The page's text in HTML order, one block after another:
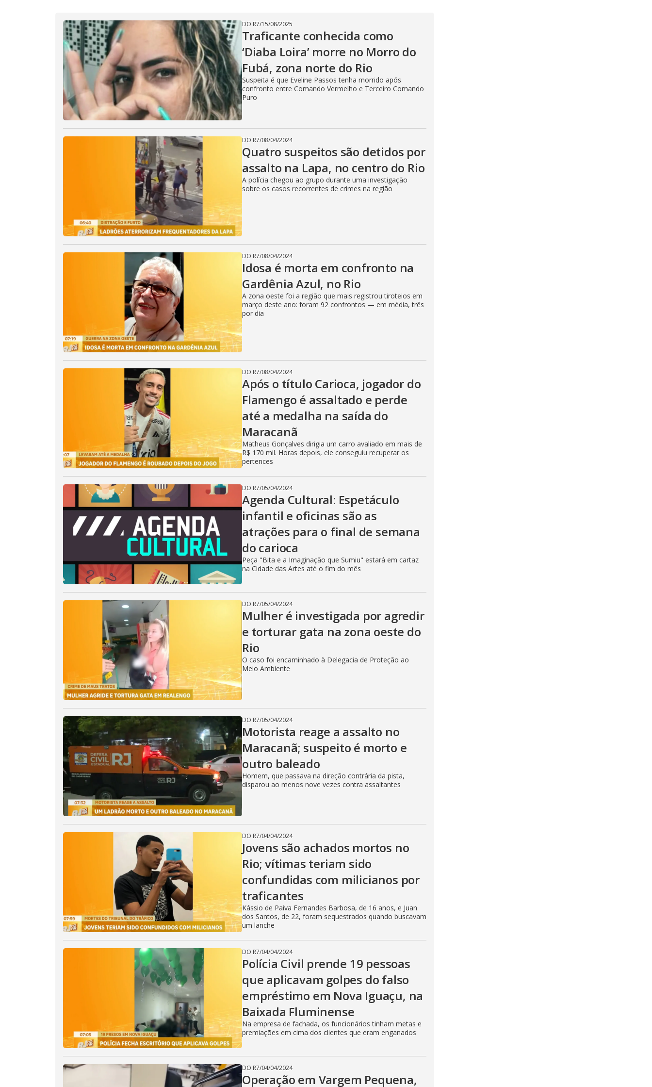
i
d
e
o
DO R7/15/08/2025
Traficante conhecida como
‘Diaba Loira’ morre no Morro do
Fubá, zona norte do Rio
Suspeita é que Eveline Passos tenha morrido após
confronto entre Comando Vermelho e Terceiro Comando
Puro
DO R7/08/04/2024
Quatro suspeitos são detidos por
assalto na Lapa, no centro do Rio
A polícia chegou ao grupo durante uma investigação
sobre os casos recorrentes de crimes na região
DO R7/08/04/2024
Idosa é morta em confronto na
Gardênia Azul, no Rio
A zona oeste foi a região que mais registrou tiroteios em
março deste ano: foram 92 confrontos — em média, três
por dia
DO R7/08/04/2024
Após o título Carioca, jogador do
Flamengo é assaltado e perde
até a medalha na saída do
Maracanã
Matheus Gonçalves dirigia um carro avaliado em mais de
R$ 170 mil. Horas depois, ele conseguiu recuperar os
pertences
DO R7/05/04/2024
Agenda Cultural: Espetáculo
infantil e oficinas são as
atrações para o final de semana
do carioca
Peça "Bita e a Imaginação que Sumiu" estará em cartaz
na Cidade das Artes até o fim do mês
DO R7/05/04/2024
Mulher é investigada por agredir
e torturar gata na zona oeste do
Rio
O caso foi encaminhado à Delegacia de Proteção ao
Meio Ambiente
DO R7/05/04/2024
Motorista reage a assalto no
Maracanã; suspeito é morto e
outro baleado
Homem, que passava na direção contrária da pista,
disparou ao menos nove vezes contra assaltantes
DO R7/04/04/2024
Jovens são achados mortos no
Rio; vítimas teriam sido
confundidas com milicianos por
traficantes
Kássio de Paiva Fernandes Barbosa, de 16 anos, e Juan
dos Santos, de 22, foram sequestrados quando buscavam
um lanche
DO R7/04/04/2024
Polícia Civil prende 19 pessoas
que aplicavam golpes do falso
empréstimo em Nova Iguaçu, na
Baixada Fluminense
Na empresa de fachada, os funcionários tinham metas e
premiações em cima dos clientes que eram enganados
DO R7/04/04/2024
Operação em Vargem Pequena,